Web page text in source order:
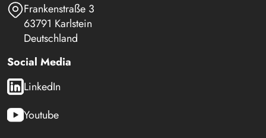
Frankenstraße 3
63791 Karlstein
Deutschland
Social Media
LinkedIn
Youtube